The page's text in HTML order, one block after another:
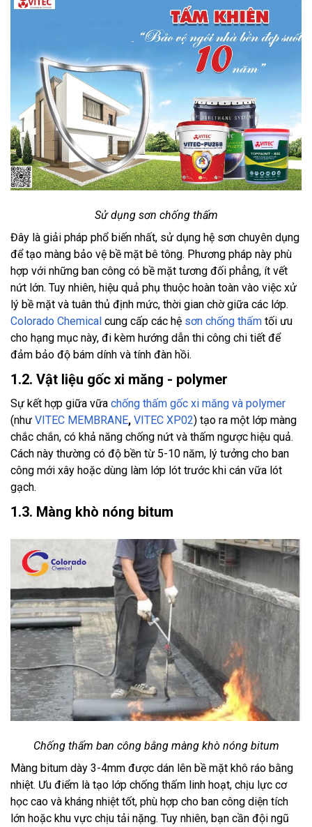
Sử dụng sơn chống thấm
Đây là giải pháp phổ biến nhất, sử dụng hệ sơn chuyên dụng
để tạo màng bảo vệ bề mặt bê tông. Phương pháp này phù
hợp với những ban công có bề mặt tương đối phẳng, ít vết
nứt lớn. Tuy nhiên, hiệu quả phụ thuộc hoàn toàn vào việc xử
lý bề mặt và tuân thủ định mức, thời gian chờ giữa các lớp.
Colorado Chemical cung cấp các hệ sơn chống thấm tối ưu
cho hạng mục này, đi kèm hướng dẫn thi công chi tiết để
đảm bảo độ bám dính và tính đàn hồi.
1.2. Vật liệu gốc xi măng - polymer
Sự kết hợp giữa vữa chống thấm gốc xi măng và polymer
(như VITEC MEMBRANE, VITEC XP02) tạo ra một lớp màng
chắc chắn, có khả năng chống nứt và thấm ngược hiệu quả.
Cách này thường có độ bền từ 5-10 năm, lý tưởng cho ban
công mới xây hoặc dùng làm lớp lót trước khi cán vữa lót
gạch.
1.3. Màng khò nóng bitum
Chống thấm ban công bằng màng khò nóng bitum
Màng bitum dày 3-4mm được dán lên bề mặt khô ráo bằng
nhiệt. Ưu điểm là tạo lớp chống thấm linh hoạt, chịu lực cơ
học cao và kháng nhiệt tốt, phù hợp cho ban công diện tích
lớn hoặc khu vực chịu tải nặng. Tuy nhiên, bạn cần đội ngũ